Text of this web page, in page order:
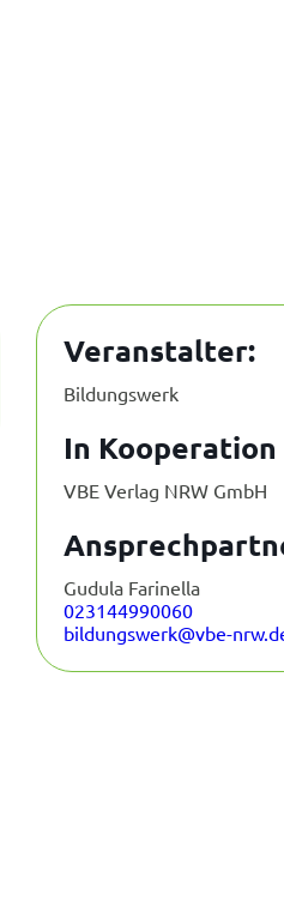
Veranstalter:
Bildungswerk
In
VBE Verlag NRW GmbH
Gudula Farinella
023144990060
bildungswerk@vbe-